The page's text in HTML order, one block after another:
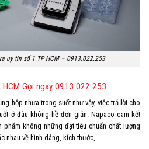
uy tín số 1 TP HCM – 0913.022.253
Gọi ngay 0913 022 253
hộp nhựa trong suốt như vậy, việc trả lời cho
ở đâu không hề đơn giản. Napaco cam kết
phẩm không những đạt tiêu chuẩn chất lượng
nhau về hình dáng, kích thước,…